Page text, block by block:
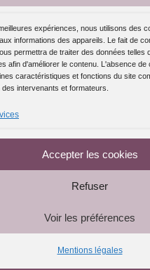
expériences, nous utilisons des
informations des appareils. Le fait de
permettra de traiter des données telles
afin d'améliorer le contenu. L'absence de
caractéristiques et fonctions du site
intervenants et formateurs.
Accepter les cookies
Refuser
Voir les préférences
Mentions légales
l'Annuaire
formations
l'Analyse des Pratiques © 2025 -